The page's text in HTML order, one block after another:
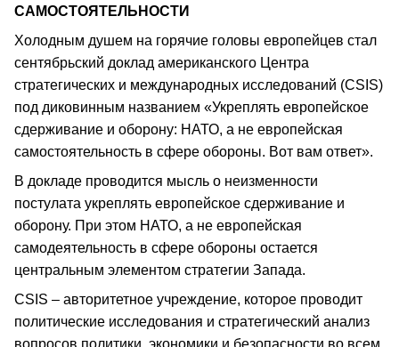
САМОСТОЯТЕЛЬНОСТИ
Холодным душем на горячие головы европейцев стал
сентябрьский доклад американского Центра
стратегических и международных исследований (CSIS)
под диковинным названием «Укреплять европейское
сдерживание и оборону: НАТО, а не европейская
самостоятельность в сфере обороны. Вот вам ответ».
В докладе проводится мысль о неизменности
постулата укреплять европейское сдерживание и
оборону. При этом НАТО, а не европейская
самодеятельность в сфере обороны остается
центральным элементом стратегии Запада.
CSIS – авторитетное учреждение, которое проводит
политические исследования и стратегический анализ
вопросов политики, экономики и безопасности во всем